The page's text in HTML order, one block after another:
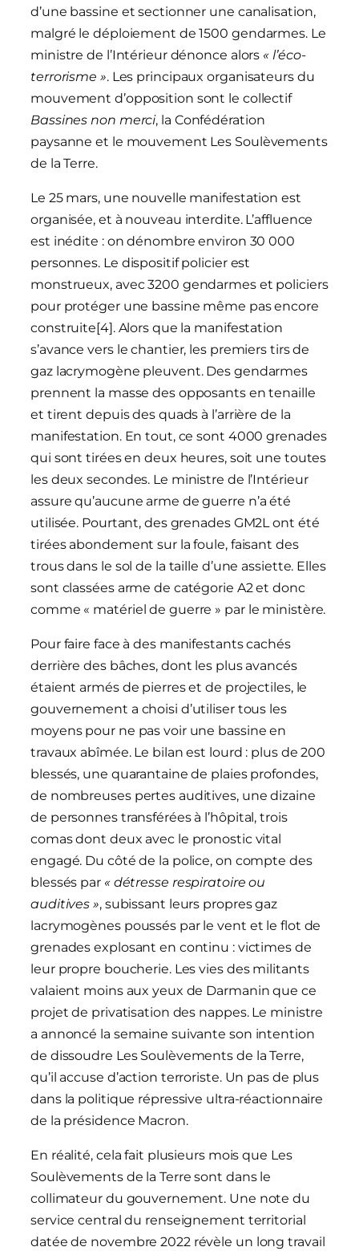
d’une bassine et sectionner une canalisation,
malgré le déploiement de 1500 gendarmes. Le
ministre de l’Intérieur dénonce alors « l’éco-
terrorisme ». Les principaux organisateurs du
mouvement d’opposition sont le collectif
Bassines non merci, la Confédération
paysanne et le mouvement Les Soulèvements
de la Terre.
Le 25 mars, une nouvelle manifestation est
organisée, et à nouveau interdite. L’affluence
est inédite : on dénombre environ 30 000
personnes. Le dispositif policier est
monstrueux, avec 3200 gendarmes et policiers
pour protéger une bassine même pas encore
construite[4]. Alors que la manifestation
s’avance vers le chantier, les premiers tirs de
gaz lacrymogène pleuvent. Des gendarmes
prennent la masse des opposants en tenaille
et tirent depuis des quads à l’arrière de la
manifestation. En tout, ce sont 4000 grenades
qui sont tirées en deux heures, soit une toutes
les deux secondes. Le ministre de l’Intérieur
assure qu’aucune arme de guerre n’a été
utilisée. Pourtant, des grenades GM2L ont été
tirées abondement sur la foule, faisant des
trous dans le sol de la taille d’une assiette. Elles
sont classées arme de catégorie A2 et donc
comme « matériel de guerre » par le ministère.
Pour faire face à des manifestants cachés
derrière des bâches, dont les plus avancés
étaient armés de pierres et de projectiles, le
gouvernement a choisi d’utiliser tous les
moyens pour ne pas voir une bassine en
travaux abîmée. Le bilan est lourd : plus de 200
blessés, une quarantaine de plaies profondes,
de nombreuses pertes auditives, une dizaine
de personnes transférées à l’hôpital, trois
comas dont deux avec le pronostic vital
engagé. Du côté de la police, on compte des
blessés par « détresse respiratoire ou
auditives », subissant leurs propres gaz
lacrymogènes poussés par le vent et le flot de
grenades explosant en continu : victimes de
leur propre boucherie. Les vies des militants
valaient moins aux yeux de Darmanin que ce
projet de privatisation des nappes. Le ministre
a annoncé la semaine suivante son intention
de dissoudre Les Soulèvements de la Terre,
qu’il accuse d’action terroriste. Un pas de plus
dans la politique répressive ultra-réactionnaire
de la présidence Macron.
En réalité, cela fait plusieurs mois que Les
Soulèvements de la Terre sont dans le
collimateur du gouvernement. Une note du
service central du renseignement territorial
datée de novembre 2022 révèle un long travail